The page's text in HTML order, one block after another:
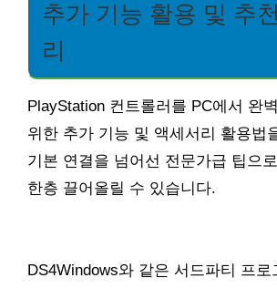
추가 기능 활용 및 추
리
PlayStation 컨트롤러를 PC에서 완
위한 추가 기능 및 액세서리 활용법
기본 연결을 넘어선 전문가급 팁으
한층 끌어올릴 수 있습니다.
DS4Windows와 같은 서드파티 프